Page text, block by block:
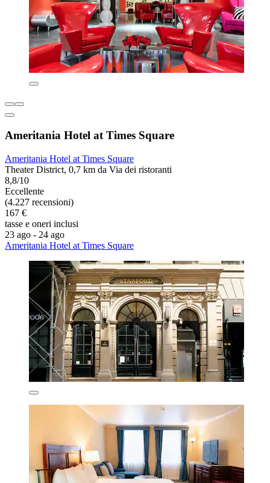
Ameritania Hotel at Times Square
Ameritania Hotel at Times Square
Theater District, 0,7 km da Via dei ristoranti
8,8/10
Eccellente
(4.227 recensioni)
167 €
tasse e oneri inclusi
23 ago - 24 ago
Ameritania Hotel at Times Square